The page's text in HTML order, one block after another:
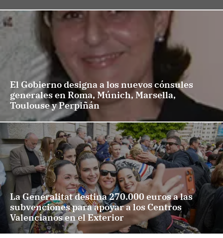
El Gobierno designa a los nuevos cónsules
generales en Roma, Múnich, Marsella,
Toulouse y Perpiñán
La Generalitat destina 270.000 euros a las
subvenciones para apoyar a los Centros
Valencianos en el Exterior